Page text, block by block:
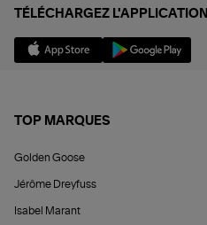
TÉLÉCHARGEZ L'APPLICATION
TOP MARQUES
Golden Goose
Jérôme Dreyfuss
Isabel Marant